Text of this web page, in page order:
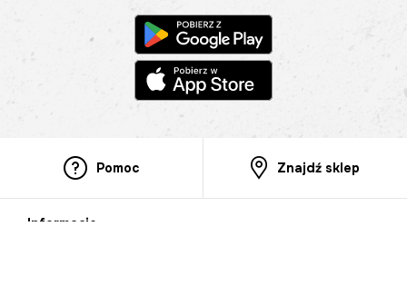
Pomoc Znajdź sklep
Informacje